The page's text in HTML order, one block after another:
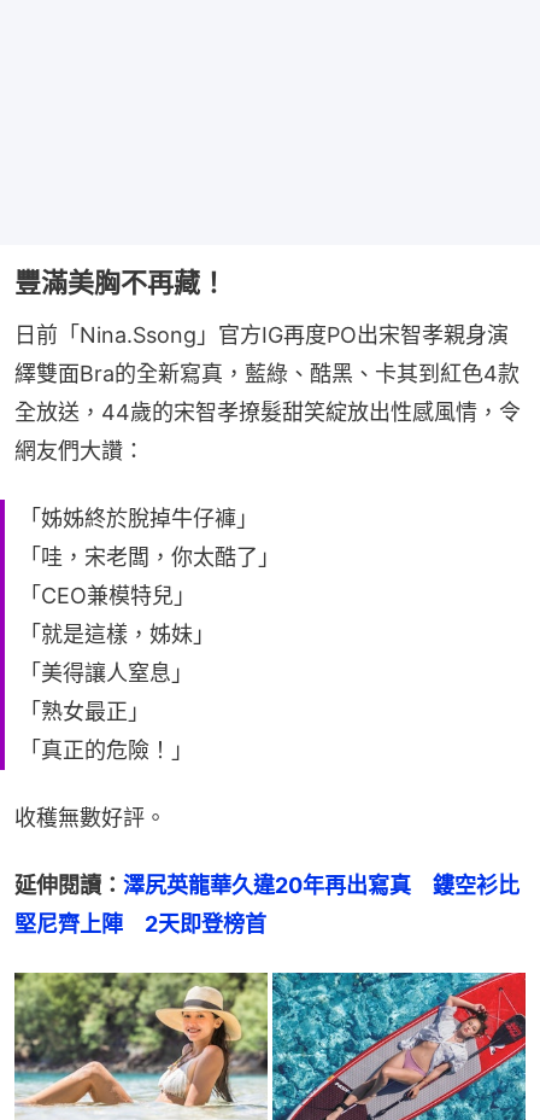
豐滿美胸不再藏！
日前「Nina.Ssong」官方IG再度PO出宋智孝親身演
繹雙面Bra的全新寫真，藍綠、酷黑、卡其到紅色4款
全放送，44歲的宋智孝撩髮甜笑綻放出性感風情，令
網友們大讚：
「姊姊終於脫掉牛仔褲」
「哇，宋老闆，你太酷了」
「CEO兼模特兒」
「就是這樣，姊妹」
「美得讓人窒息」
「熟女最正」
「真正的危險！」
收穫無數好評。
延伸閱讀： 澤尻英龍華久違20年再出寫真　鏤空衫比
堅尼齊上陣　2天即登榜首